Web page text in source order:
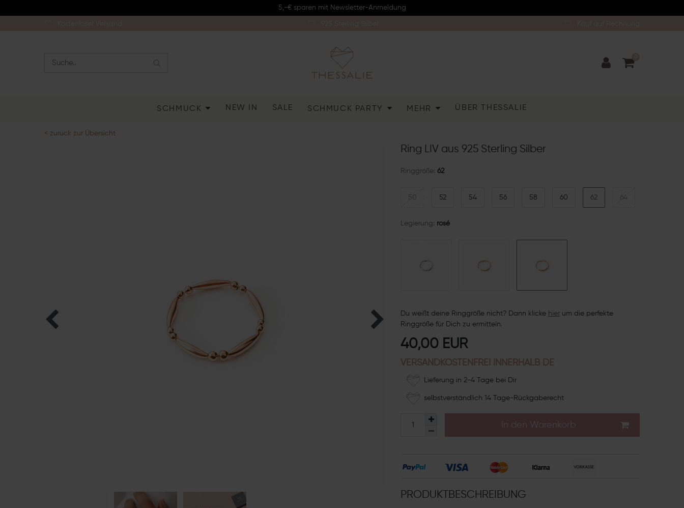
5,-€ sparen mit Newsletter-Anmeldung
SCHMUCK NEW IN SALE SCHMUCK PARTY MEHR ÜBER THESSALIE
< zurück zur Übersicht
Ring LIV aus 925 Sterling Silber
Ringgröße: 62
50 52 54 56 58 60 62 64
Legierung: rosé
Du weißt deine Ringgröße nicht? Dann klicke hier um die perfekte
Ringgröße für Dich zu ermitteln.
40,00 EUR
VERSANDKOSTENFREI INNERHALB DE
Lieferung in 2-4 Tage bei Dir
selbstverständlich 14 Tage-Rückgaberecht
In den Warenkorb
PRODUKTBESCHREIBUNG